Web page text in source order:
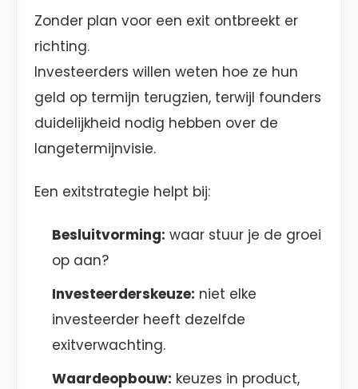
Zonder plan voor een exit ontbreekt er
richting.
Investeerders willen weten hoe ze hun
geld op termijn terugzien, terwijl founders
duidelijkheid nodig hebben over de
langetermijnvisie.
Een exitstrategie helpt bij:
Besluitvorming: waar stuur je de groei
op aan?
Investeerderskeuze: niet elke
investeerder heeft dezelfde
exitverwachting.
Waardeopbouw: keuzes in product,